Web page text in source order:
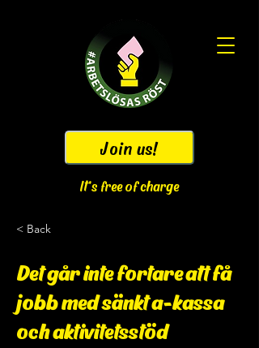
Join us!
It's free of charge
< Back
Det går inte fortare att få
jobb med sänkt a-kassa
och aktivitetsstöd